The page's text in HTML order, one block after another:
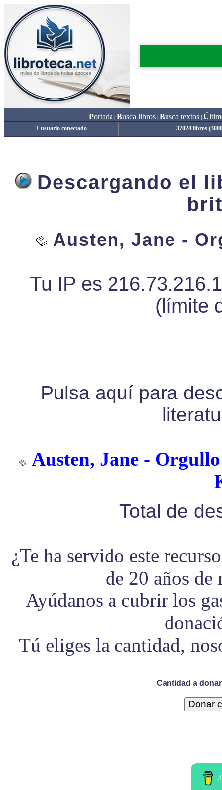
Portada Busca libros| Busca textos| Ú
1 usuario conectado 37024 libros
Descargando el
Austen, Jane -
Tu IP es
(límite
Pulsa aquí para
Austen, Jane -
Total de
¿Te ha servido este
de 20 años
Ayúdanos a cubrir los
Tú eliges la cantidad,
Cantidad a